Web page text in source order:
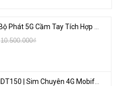
ZTE U60 Pro | Bộ Phát 5G Cầm Tay Tích Hợp Công Nghệ WiFi 7, Pin 10000mAh
10.500.000₫